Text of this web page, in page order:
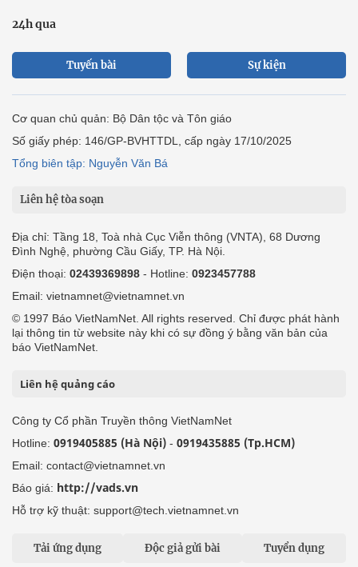
24h qua
Tuyến bài Sự kiện
Cơ quan chủ quản: Bộ Dân tộc và Tôn giáo
Số giấy phép: 146/GP-BVHTTDL, cấp ngày 17/10/2025
Tổng biên tập: Nguyễn Văn Bá
Liên hệ tòa soạn
Địa chỉ: Tầng 18, Toà nhà Cục Viễn thông (VNTA), 68 Dương
Đình Nghệ, phường Cầu Giấy, TP. Hà Nội.
Điện thoại: 02439369898 - Hotline: 0923457788
Email: vietnamnet@vietnamnet.vn
© 1997 Báo VietNamNet. All rights reserved. Chỉ được phát hành
lại thông tin từ website này khi có sự đồng ý bằng văn bản của
báo VietNamNet.
Liên hệ quảng cáo
Công ty Cổ phần Truyền thông VietNamNet
Hotline: 0919405885 (Hà Nội) - 0919435885 (Tp.HCM)
Email: contact@vietnamnet.vn
Báo giá: http://vads.vn
Hỗ trợ kỹ thuật: support@tech.vietnamnet.vn
Tải ứng dụng Độc giả gửi bài Tuyển dụng